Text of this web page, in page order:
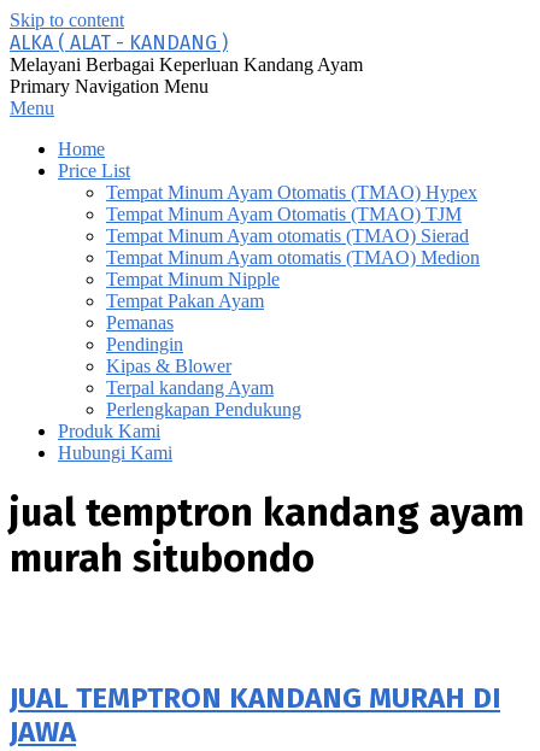
Skip to content
ALKA ( ALAT - KANDANG )
Melayani Berbagai Keperluan Kandang Ayam
Primary Navigation Menu
Menu
Home
Price List
Tempat Minum Ayam Otomatis (TMAO) Hypex
Tempat Minum Ayam Otomatis (TMAO) TJM
Tempat Minum Ayam otomatis (TMAO) Sierad
Tempat Minum Ayam otomatis (TMAO) Medion
Tempat Minum Nipple
Tempat Pakan Ayam
Pemanas
Pendingin
Kipas & Blower
Terpal kandang Ayam
Perlengkapan Pendukung
Produk Kami
Hubungi Kami
jual temptron kandang ayam
murah situbondo
JUAL TEMPTRON KANDANG MURAH DI
JAWA